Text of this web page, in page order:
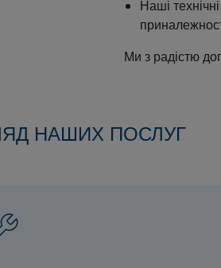
Наші
Ми з радістю
НАШИХ ПОСЛУГ